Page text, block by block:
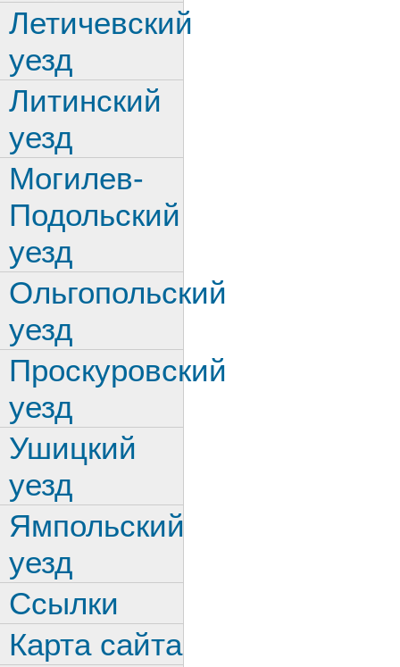
Летичевский
уезд
Литинский
уезд
Могилев-
Подольский
уезд
Ольгопольский
уезд
Проскуровский
уезд
Ушицкий
уезд
Ямпольский
уезд
Ссылки
Карта сайта